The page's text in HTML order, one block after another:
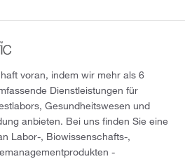
voran, indem wir mehr als 6
Dienstleistungen für
Gesundheitswesen und
anbieten. Bei uns finden Sie eine
Labor-, Biowissenschafts-,
-